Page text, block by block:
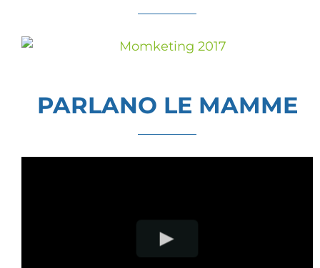
PARLANO LE MAMME